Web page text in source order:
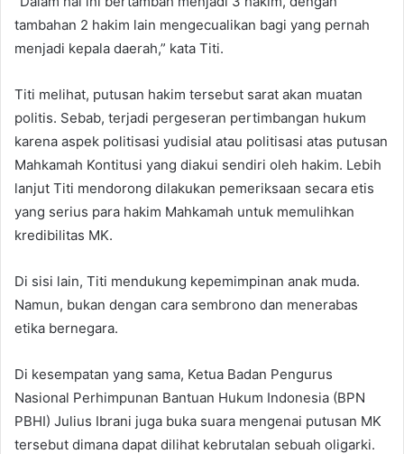
tambahan 2 hakim lain mengecualikan bagi yang pernah
menjadi kepala daerah,” kata Titi.
Titi melihat, putusan hakim tersebut sarat akan muatan
politis. Sebab, terjadi pergeseran pertimbangan hukum
karena aspek politisasi yudisial atau politisasi atas putusan
Mahkamah Kontitusi yang diakui sendiri oleh hakim. Lebih
lanjut Titi mendorong dilakukan pemeriksaan secara etis
yang serius para hakim Mahkamah untuk memulihkan
kredibilitas MK.
Di sisi lain, Titi mendukung kepemimpinan anak muda.
Namun, bukan dengan cara sembrono dan menerabas
etika bernegara.
Di kesempatan yang sama, Ketua Badan Pengurus
Nasional Perhimpunan Bantuan Hukum Indonesia (BPN
PBHI) Julius Ibrani juga buka suara mengenai putusan MK
tersebut dimana dapat dilihat kebrutalan sebuah oligarki.